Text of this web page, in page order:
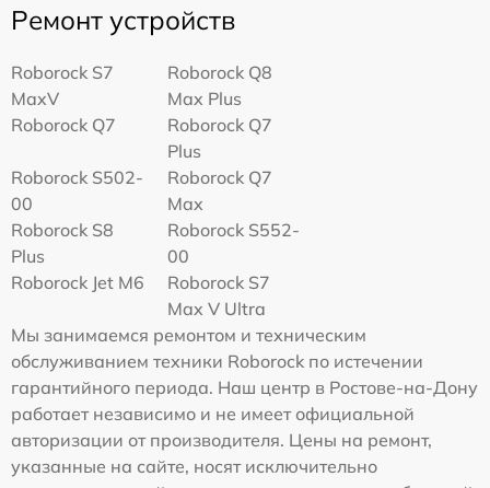
Ремонт устройств
Roborock S7
MaxV
Roborock Q8
Max Plus
Roborock Q7
Roborock Q7
Plus
Roborock S502-
00
Roborock Q7
Max
Roborock S8
Plus
Roborock S552-
00
Roborock Jet M6
Roborock S7
Max V Ultra
Мы занимаемся ремонтом и техническим
обслуживанием техники Roborock по истечении
гарантийного периода. Наш центр в Ростове-на-Дону
работает независимо и не имеет официальной
авторизации от производителя. Цены на ремонт,
указанные на сайте, носят исключительно